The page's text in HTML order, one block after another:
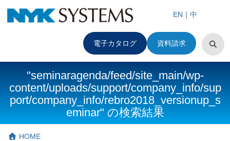
EN ｜ 中
電子カタログ 資料請求
"seminaragenda/feed/site_main/wp-
content/uploads/support/company_info/sup
port/company_info/rebro2018_versionup_s
eminar" の検索結果
HOME